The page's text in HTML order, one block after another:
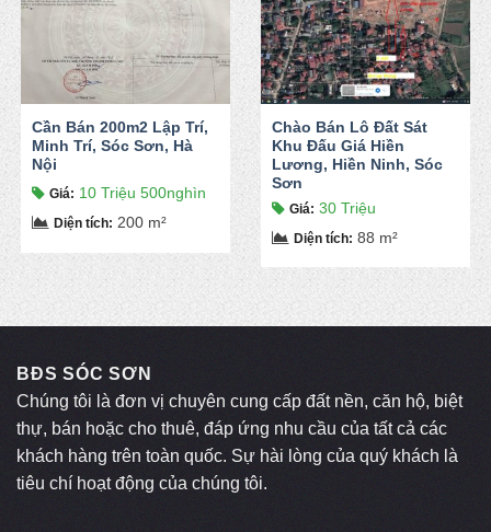
Cần Bán 200m2 Lập Trí,
Minh Trí, Sóc Sơn, Hà
Nội
Giá: 10 Triệu 500nghìn
Diện tích: 200 m²
Chào Bán Lô Đất Sát
Khu Đấu Giá Hiền
Lương, Hiền Ninh, Sóc
Sơn
Giá: 30 Triệu
Diện tích: 88 m²
BĐS SÓC SƠN
Chúng tôi là đơn vị chuyên cung cấp đất nền, căn hộ, biệt
thự, bán hoặc cho thuê, đáp ứng nhu cầu của tất cả các
khách hàng trên toàn quốc. Sự hài lòng của quý khách là
tiêu chí hoạt động của chúng tôi.